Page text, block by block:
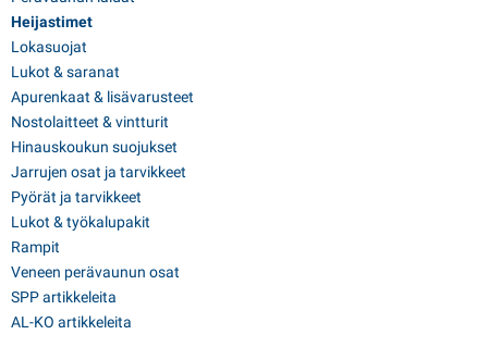
Heijastimet
Lokasuojat
Lukot & saranat
Apurenkaat & lisävarusteet
Nostolaitteet & vintturit
Hinauskoukun suojukset
Jarrujen osat ja tarvikkeet
Pyörät ja tarvikkeet
Lukot & työkalupakit
Rampit
Veneen perävaunun osat
SPP artikkeleita
AL-KO artikkeleita